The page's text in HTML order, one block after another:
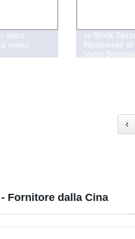
vetro
mano
in Stock
Resistente
Vetro
‹
Fornitore dalla Cina